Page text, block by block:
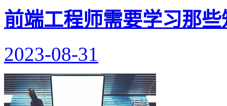
前端工程师需要学习那些
2023-08-31